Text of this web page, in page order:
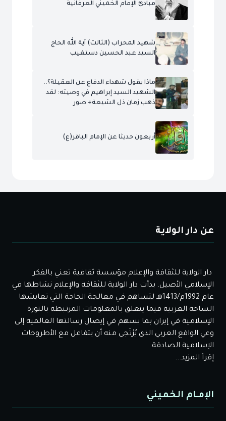
مبادئ الإمام الخميني العرفانية
شهيد المحراب (الثالث) آية الله الحاج
السيد عبد الحسين دستغيب
ماذا يقول شهداء الدفاع عن العقيلة؟..
الشهيد السيد إبراهيم في وصيته: لقد
ذهب زمان ذل الشيعة+ صور
أربعون حديثا عن الإمام الباقر(ع)
عن دار الولاية
دار الولاية للثقافة والإعلام مؤسسة ثقافية تعني بالفكر
الإسلامي الأصيل. بدأت دار الولاية للثقافة والإعلام نشاطها في
عام 1992م/1413هـ لتساهم في معالجة الحاجة التي تعايشها
الساحة العربية فيما يتعلق بالمعلومات المرتبطة بالثورة
الإسلامية في إيران بما يسهم في إيصال رسالتها العالمية إلى
وعي الواقع العربي الذي يُرْتَجى منه أن يتفاعل مع الأطروحات
الإسلامية الصادقة.
إقرأ المزيد...
الإمـام الخميني